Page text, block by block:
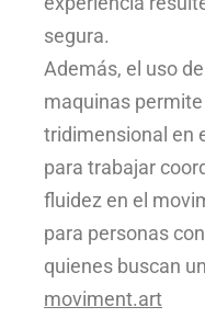
segura.
Además, el uso
maquinas
tridimensional en
para trabajar
fluidez en el
para personas
quienes buscan
moviment.art